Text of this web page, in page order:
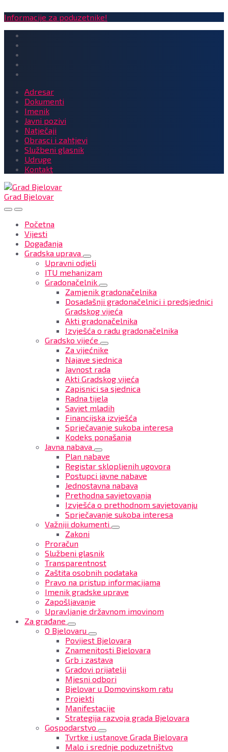
Informacije za poduzetnike!
Adresar
Dokumenti
Imenik
Javni pozivi
Natječaji
Obrasci i zahtjevi
Službeni glasnik
Udruge
Kontakt
Grad Bjelovar
Početna
Vijesti
Događanja
Gradska uprava
Upravni odjeli
ITU mehanizam
Gradonačelnik
Zamjenik gradonačelnika
Dosadašnji gradonačelnici i predsjednici
Gradskog vijeća
Akti gradonačelnika
Izvješća o radu gradonačelnika
Gradsko vijeće
Za vijećnike
Najave sjednica
Javnost rada
Akti Gradskog vijeća
Zapisnici sa sjednica
Radna tijela
Savjet mladih
Financijska izvješća
Sprječavanje sukoba interesa
Kodeks ponašanja
Javna nabava
Plan nabave
Registar sklopljenih ugovora
Postupci javne nabave
Jednostavna nabava
Prethodna savjetovanja
Izvješća o prethodnom savjetovanju
Sprječavanje sukoba interesa
Važniji dokumenti
Zakoni
Proračun
Službeni glasnik
Transparentnost
Zaštita osobnih podataka
Pravo na pristup informacijama
Imenik gradske uprave
Zapošljavanje
Upravljanje državnom imovinom
Za građane
O Bjelovaru
Povijest Bjelovara
Znamenitosti Bjelovara
Grb i zastava
Gradovi prijatelji
Mjesni odbori
Bjelovar u Domovinskom ratu
Projekti
Manifestacije
Strategija razvoja grada Bjelovara
Gospodarstvo
Tvrtke i ustanove Grada Bjelovara
Malo i srednje poduzetništvo